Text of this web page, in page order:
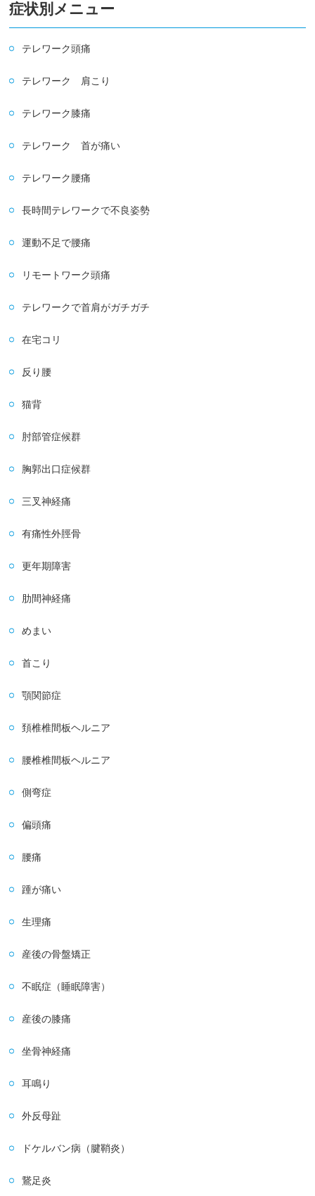
症状別メニュー
テレワーク頭痛
テレワーク 肩こり
テレワーク膝痛
テレワーク 首が痛い
テレワーク腰痛
長時間テレワークで不良姿勢
運動不足で腰痛
リモートワーク頭痛
テレワークで首肩がガチガチ
在宅コリ
反り腰
猫背
肘部管症候群
胸郭出口症候群
三叉神経痛
有痛性外脛骨
更年期障害
肋間神経痛
めまい
首こり
顎関節症
頚椎椎間板ヘルニア
腰椎椎間板ヘルニア
側弯症
偏頭痛
腰痛
踵が痛い
生理痛
産後の骨盤矯正
不眠症（睡眠障害）
産後の膝痛
坐骨神経痛
耳鳴り
外反母趾
ドケルバン病（腱鞘炎）
鵞足炎